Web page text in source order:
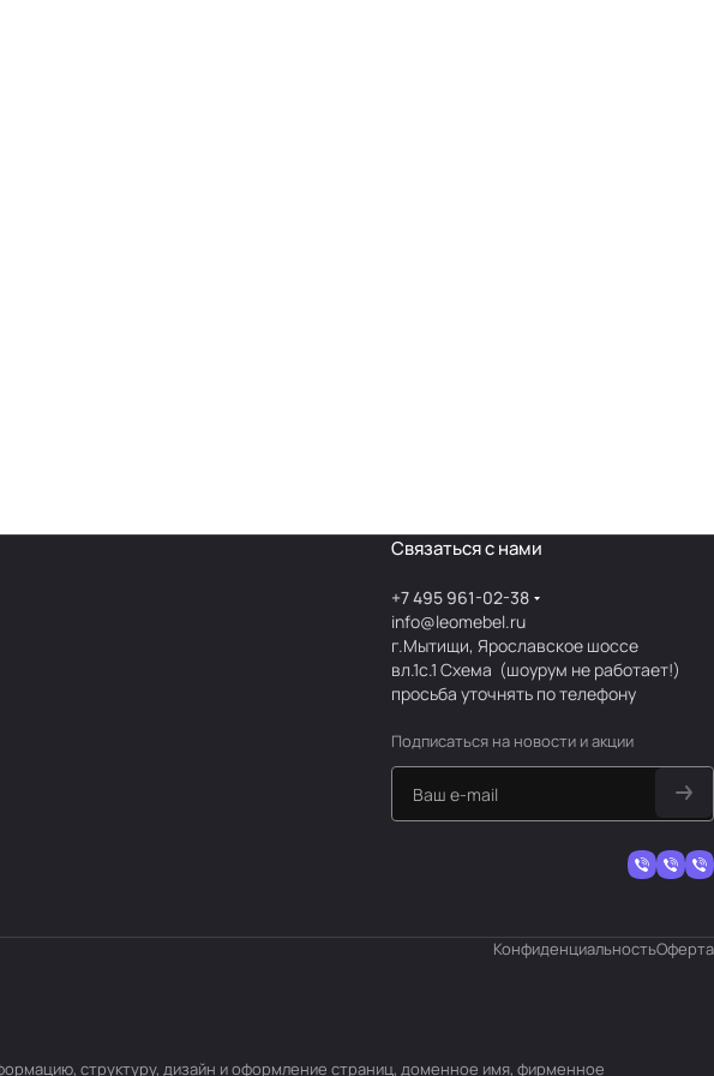
Связаться с нами
+7 495 961-02-38
info@leomebel.ru
г.Мытищи, Ярославское шоссе
вл.1с.1Схема (шоурум не работает!)
просьба уточнять по телефону
Подписаться на новости и акции
КонфиденциальностьОферта
структуру, дизайн и оформление страниц, доменное имя, фирменное